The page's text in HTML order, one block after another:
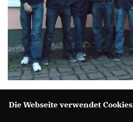
Die Webseite verwendet Cookies